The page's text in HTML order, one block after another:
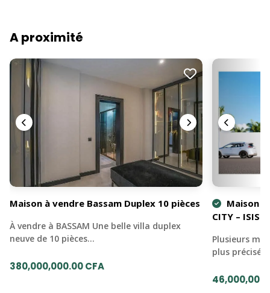
A proximité
Maison à vendre Bassam Duplex 10 pièces
À vendre à BASSAM Une belle villa duplex
neuve de 10 pièces…
380,000,000.00 CFA
Maison à
CITY – ISIS
Plusieurs
plus